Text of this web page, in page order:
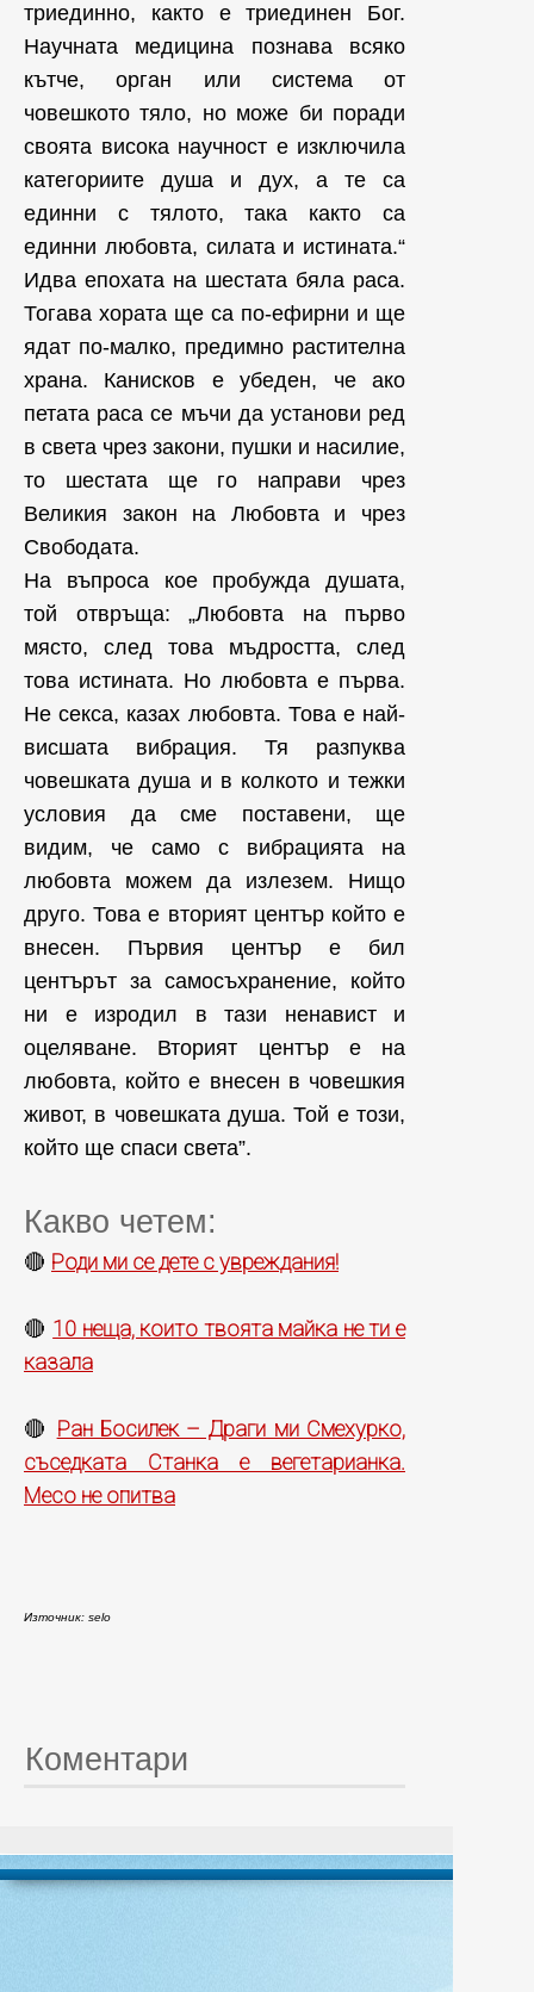
триединно, както е триединен Бог.
Научната медицина познава всяко
кътче, орган или система от
човешкото тяло, но може би поради
своята висока научност е изключила
категориите душа и дух, а те са
единни с тялото, така както са
единни любовта, силата и истината.“
Идва епохата на шестата бяла раса.
Тогава хората ще са по-ефирни и ще
ядат по-малко, предимно растителна
храна. Канисков е убеден, че ако
петата раса се мъчи да установи ред
в света чрез закони, пушки и насилие,
то шестата ще го направи чрез
Великия закон на Любовта и чрез
Свободата.
На въпроса кое пробужда душата,
той отвръща: „Любовта на първо
място, след това мъдростта, след
това истината. Но любовта е първа.
Не секса, казах любовта. Това е най-
висшата вибрация. Тя разпуква
човешката душа и в колкото и тежки
условия да сме поставени, ще
видим, че само с вибрацията на
любовта можем да излезем. Нищо
друго. Това е вторият център който е
внесен. Първия център е бил
центърът за самосъхранение, който
ни е изродил в тази ненавист и
оцеляване. Вторият център е на
любовта, който е внесен в човешкия
живот, в човешката душа. Той е този,
който ще спаси света”.
Какво четем:
🔴 Роди ми се дете с увреждания!
🔴 10 неща, които твоята майка не ти е
казала
🔴 Ран Босилек – Драги ми Смехурко,
съседката Станка е вегетарианка.
Месо не опитва
Източник: selo
Коментари